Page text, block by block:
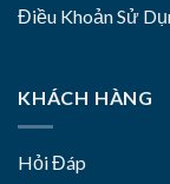
Điều Khoản Sử
KHÁCH HÀNG
Hỏi Đáp